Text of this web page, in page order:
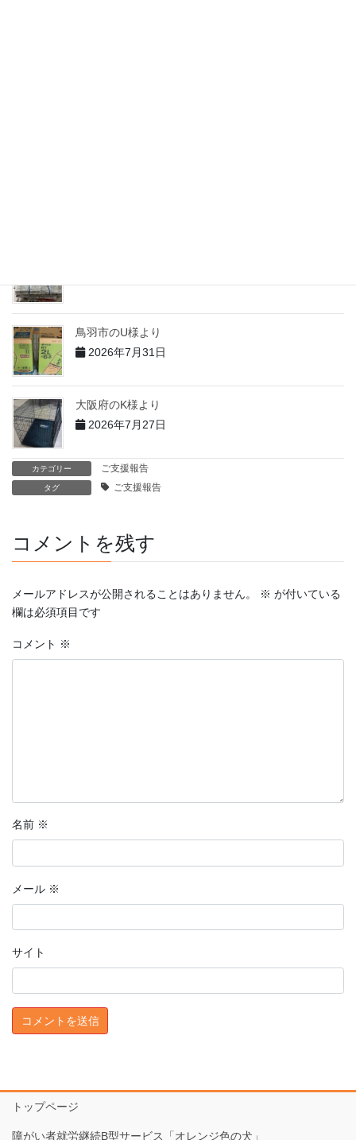
鳥羽市のU様より
2026年7月31日
大阪府のK様より
2026年7月27日
カテゴリー ご支援報告
タグ ご支援報告
コメントを残す
メールアドレスが公開されることはありません。 ※ が付いている
欄は必須項目です
コメント ※
名前 ※
メール ※
サイト
トップページ
障がい者就労継続B型サービス「オレンジ色の犬」